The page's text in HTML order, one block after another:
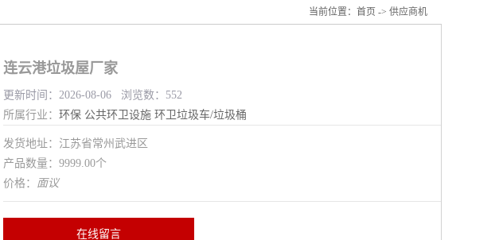
当前位置： 首页 -> 供应商机
连云港垃圾屋厂家
更新时间：2026-08-06 浏览数：552
所属行业： 环保 公共环卫设施 环卫垃圾车/垃圾桶
发货地址：江苏省常州武进区
产品数量：9999.00个
价格： 面议
在线留言